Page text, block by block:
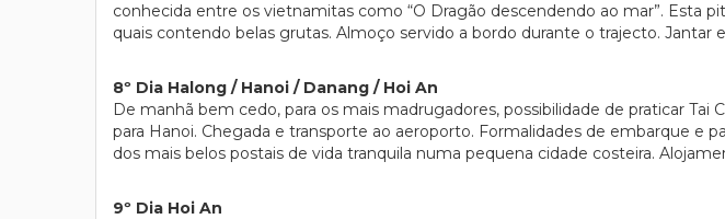
conhecida entre os vietnamitas como “O Dragão descendendo ao mar”. Esta
quais contendo belas grutas. Almoço servido a bordo durante o trajecto. Jantar
8º Dia Halong / Hanoi / Danang / Hoi An
De manhã bem cedo, para os mais madrugadores, possibilidade de praticar
para Hanoi. Chegada e transporte ao aeroporto. Formalidades de embarque e
dos mais belos postais de vida tranquila numa pequena cidade costeira.
9º Dia Hoi An